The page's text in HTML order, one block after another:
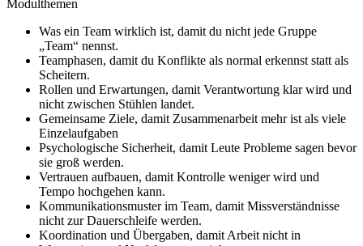
Modulthemen
Was ein Team wirklich ist, damit du nicht jede Gruppe
„Team“ nennst.
Teamphasen, damit du Konflikte als normal erkennst statt als
Scheitern.
Rollen und Erwartungen, damit Verantwortung klar wird und
nicht zwischen Stühlen landet.
Gemeinsame Ziele, damit Zusammenarbeit mehr ist als viele
Einzelaufgaben
Psychologische Sicherheit, damit Leute Probleme sagen bevor
sie groß werden.
Vertrauen aufbauen, damit Kontrolle weniger wird und
Tempo hochgehen kann.
Kommunikationsmuster im Team, damit Missverständnisse
nicht zur Dauerschleife werden.
Koordination und Übergaben, damit Arbeit nicht in